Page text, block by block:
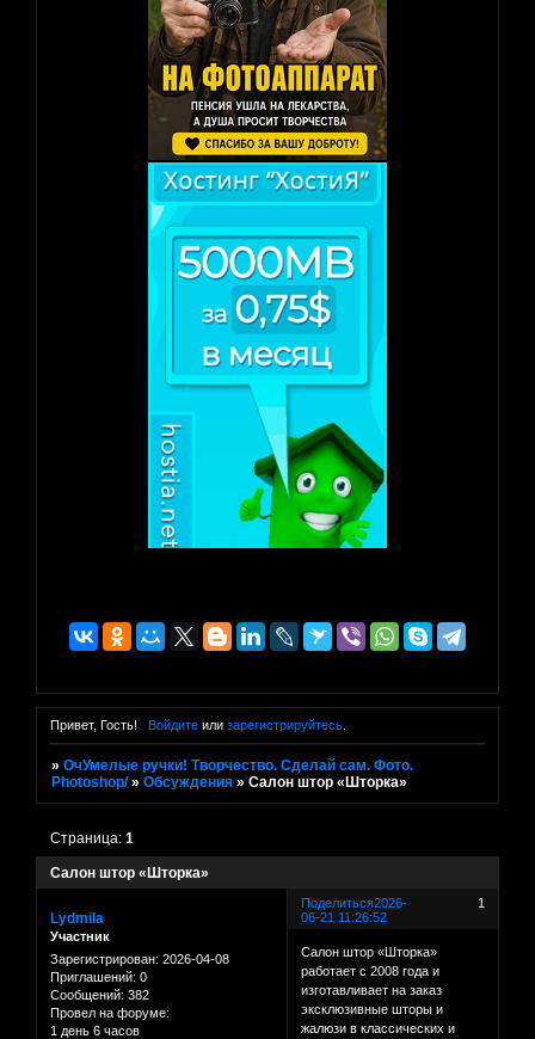
Привет, Гость! Войдитеили зарегистрируйтесь.
»ОчУмелые ручки! Творчество. Сделай сам. Фото.
Photoshop/ »Обсуждения »Салон штор «Шторка»
Салон штор «Шторка»
Страница:1
Поделиться 1
2026-
06-21 11:26:52
Lydmila
Участник
Зарегистрирован: 2026-04-08
Приглашений: 0
Сообщений: 382
Провел на форуме:
1 день 6 часов
Салон штор «Шторка»
работает с 2008 года и
изготавливает на заказ
эксклюзивные шторы и
жалюзи в классических и